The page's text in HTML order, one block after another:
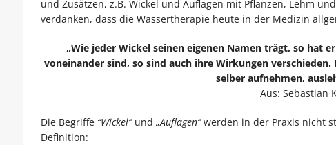
und Zusätzen, z.B. Wickel und Auflagen mit Pflanzen, Lehm
ver­danken, dass die Wassertherapie heute in der Medizin
„Wie jeder Wickel seinen eigenen Namen trägt, so hat
voneinander sind, so sind auch ihre Wirkungen
selber aufneh­men,
Aus: Sebastian
Die Begriffe “Wickel”und „Auflagen”werden in der Praxis nicht
Definition: